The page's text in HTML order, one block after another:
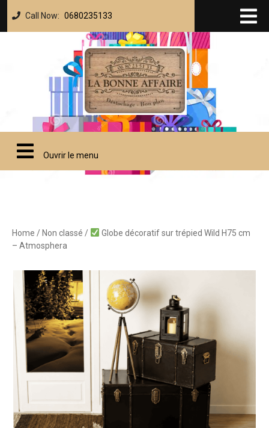
Call Now: 0680235133
Ouvrir le menu
Home / Non classé /
Globe décoratif sur trépied Wild H75 cm
– Atmosphera